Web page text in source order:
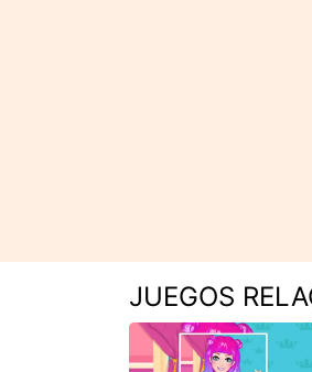
JUEGOS